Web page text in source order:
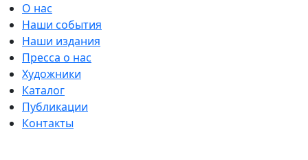
О нас
Наши события
Наши издания
Пресса о нас
Художники
Каталог
Публикации
Контакты